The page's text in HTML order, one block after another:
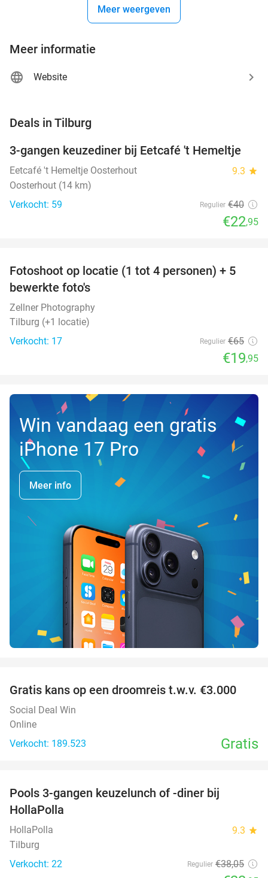
Meer weergeven
Meer informatie
Website
Deals in Tilburg
43%
NEW
TODAY
3-gangen keuzediner bij Eetcafé 't Hemeltje
Eetcafé 't Hemeltje Oosterhout 9.3 star
Oosterhout (14 km)
Verkocht: 59
Regulier €40
€22,95
69%
TODAY
Fotoshoot op locatie (1 tot 4 personen) + 5
bewerkte foto's
Zellner Photography
Tilburg (+1 locatie)
Verkocht: 17
Regulier €65
€19,95
Win vandaag een gratis
iPhone 17 Pro
Meer info
Gratis kans op een droomreis t.w.v. €3.000
Social Deal Win
Online
Verkocht: 189.523
Gratis
Pools 3-gangen keuzelunch of -diner bij
HollaPolla
HollaPolla 9.3 star
Tilburg
Verkocht: 22
Regulier €38,05